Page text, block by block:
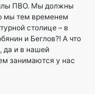
ПВО. Мы должны
мы тем временем
столице – в
и Беглов?! А что
и в нашей
занимаются у нас